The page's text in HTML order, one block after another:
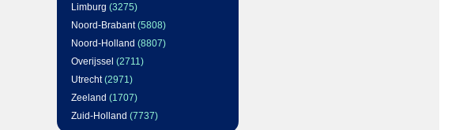
Limburg (3275)
Noord-Brabant(5808)
Noord-Holland (8807)
Overijssel (2711)
Utrecht(2971)
Zeeland (1707)
Zuid-Holland (7737)